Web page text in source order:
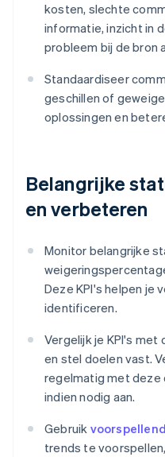
kosten, slechte
informatie, inzicht in
probleem bij de bron
Standaardiseer
geschillen of
oplossingen en
Belangrijke
en verbeteren
Monitor belangrijke
Deze KPI's helpen je
identificeren.
Vergelijk je KPI's met
en stel doelen vast.
regelmatig met deze
indien nodig aan.
Gebruik
trends te